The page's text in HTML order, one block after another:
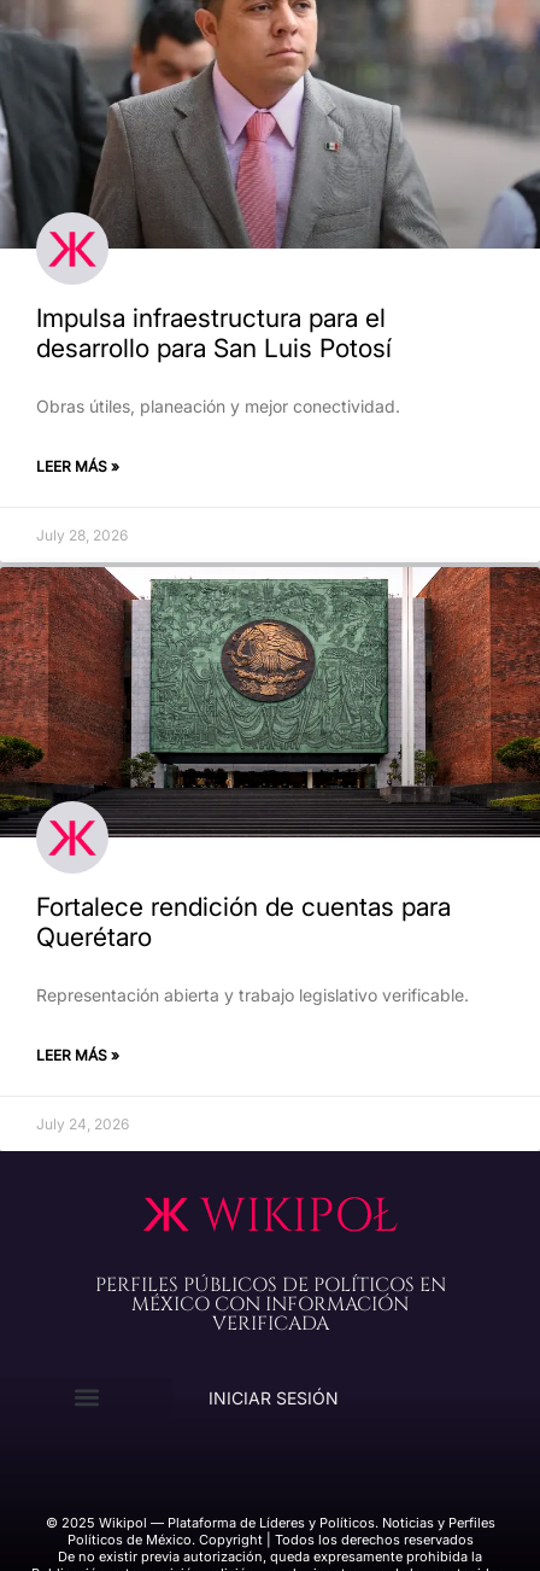
Impulsa infraestructura para el
desarrollo para San Luis Potosí
Obras útiles, planeación y mejor conectividad.
LEER MÁS »
July 28, 2026
Fortalece rendición de cuentas para
Querétaro
Representación abierta y trabajo legislativo verificable.
LEER MÁS »
July 24, 2026
PERFILES PÚBLICOS DE POLÍTICOS EN
MÉXICO CON INFORMACIÓN
VERIFICADA
INICIAR SESIÓN
© 2025 Wikipol — Plataforma de Líderes y Políticos. Noticias y Perfiles
Políticos de México. Copyright | Todos los derechos reservados
De no existir previa autorización, queda expresamente prohibida la